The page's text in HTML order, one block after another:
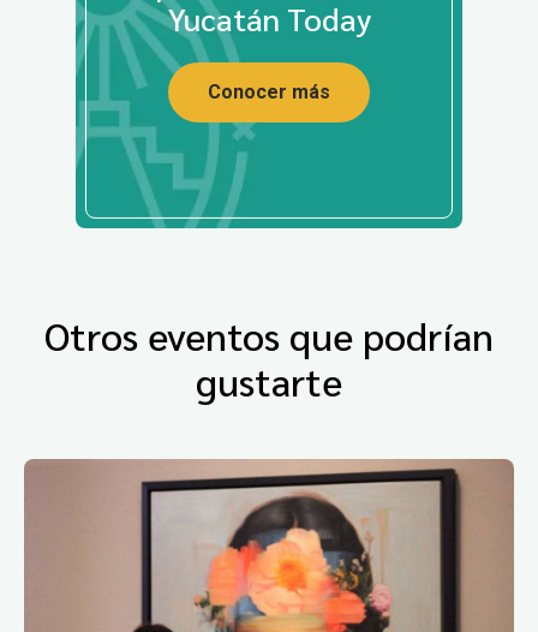
Yucatán Today
Conocer más
Otros eventos que podrían
gustarte